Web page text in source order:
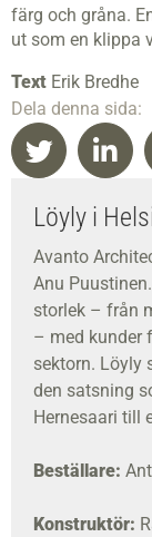
färg och gråna.
ut som en klippa
Text Erik Bredhe
Dela denna sida:
Löyly i
Avanto
Anu
storlek – från
– med kunder
sektorn. Löyly
den satsning
Hernesaari till
Beställare:
Konstruktör: